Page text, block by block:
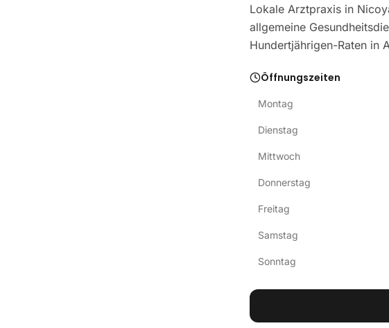
Lokale Arztpraxis in
allgemeine
Hundertjährigen-Raten in
Öffnungszeiten
Montag
Dienstag
Mittwoch
Donnerstag
Freitag
Samstag
Sonntag